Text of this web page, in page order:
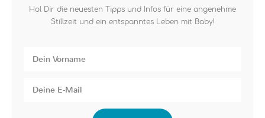
Hol Dir die neuesten Tipps und Infos für eine angenehme
Stillzeit und ein entspanntes Leben mit Baby!